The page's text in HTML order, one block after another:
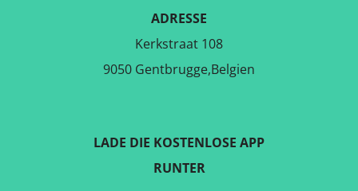
ADRESSE
Kerkstraat 108
9050 Gentbrugge,Belgien
LADE DIE KOSTENLOSE APP
RUNTER